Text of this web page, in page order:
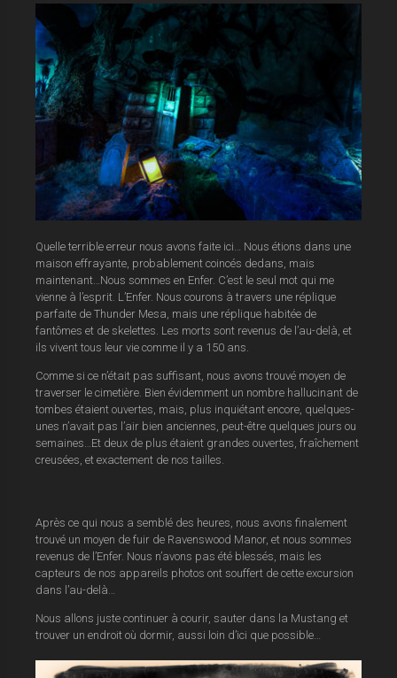
Quelle terrible erreur nous avons faite ici… Nous étions dans une
maison effrayante, probablement coincés dedans, mais
maintenant…Nous sommes en Enfer. C’est le seul mot qui me
vienne à l’esprit. L’Enfer. Nous courons à travers une réplique
parfaite de Thunder Mesa, mais une réplique habitée de
fantômes et de skelettes. Les morts sont revenus de l’au-delà, et
ils vivent tous leur vie comme il y a 150 ans.
Comme si ce n’était pas suffisant, nous avons trouvé moyen de
traverser le cimetière. Bien évidemment un nombre hallucinant de
tombes étaient ouvertes, mais, plus inquiétant encore, quelques-
unes n’avait pas l’air bien anciennes, peut-être quelques jours ou
semaines…Et deux de plus étaient grandes ouvertes, fraîchement
creusées, et exactement de nos tailles.
Après ce qui nous a semblé des heures, nous avons finalement
trouvé un moyen de fuir de Ravenswood Manor, et nous sommes
revenus de l’Enfer. Nous n’avons pas été blessés, mais les
capteurs de nos appareils photos ont souffert de cette excursion
dans l’au-delà…
Nous allons juste continuer à courir, sauter dans la Mustang et
trouver un endroit où dormir, aussi loin d’ici que possible…